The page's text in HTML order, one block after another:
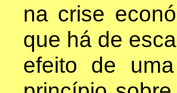
na crise
que há de
efeito de